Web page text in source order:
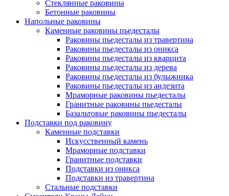
Стеклянные раковины
Бетонные раковины
Напольные раковины
Каменные раковины пьедесталы
Раковины пьедесталы из травертина
Раковины пьедесталы из оникса
Раковины пьедесталы из кварцита
Раковины пьедесталы из дерева
Раковины пьедесталы из булыжника
Раковины пьедесталы из андезита
Мраморные раковины пьедесталы
Гранитные раковины пьедесталы
Базальтовые раковины пьедесталы
Подставки под раковину
Каменные подставки
Искусственный камень
Мраморные подставки
Гранитные подставки
Подставки из оникса
Подставки из травертина
Стальные подставки